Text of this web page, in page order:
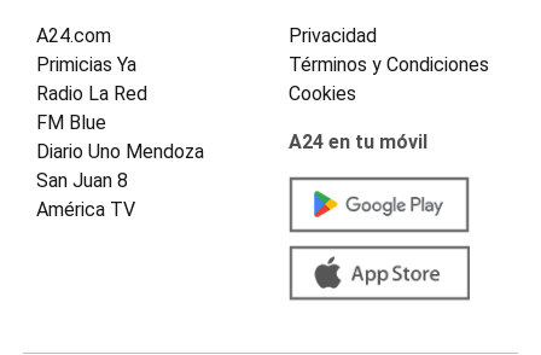
A24.com
Primicias Ya
Radio La Red
FM Blue
Diario Uno Mendoza
San Juan 8
América TV
Privacidad
Términos y Condiciones
Cookies
A24 en tu móvil